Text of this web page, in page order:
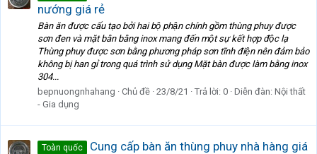
nướng giá rẻ
Bàn ăn được cấu tạo bởi hai bộ phận chính gồm thùng phuy được
sơn đen và mặt bằn bằng inox mang đến một sự kết hợp độc lạ
Thùng phuy được sơn bằng phương pháp sơn tĩnh điện nên đảm bảo
không bị han gỉ trong quá trình sử dụng Mặt bàn được làm bằng inox
304...
bepnuongnhahang
Chủ đề 23/8/21 Trả lời: 0 Diễn đàn: Nội thất
- Gia dụng
Toàn quốc
Cung cấp bàn ăn thùng phuy nhà hàng giá